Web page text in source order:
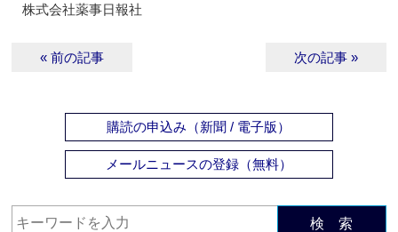
株式会社薬事日報社
« 前の記事 次の記事 »
購読の申込み（新聞 / 電子版）
メールニュースの登録（無料）
検 索